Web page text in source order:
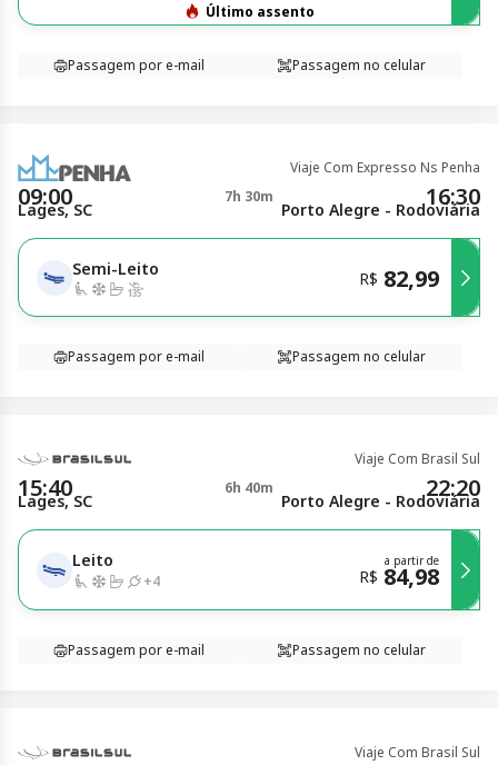
Último assento
Passagem por e-mail Passagem no celular
Viaje Com Expresso Ns Penha
09:00 7h 30m 16:30
Lages, SC Porto Alegre - Rodoviária
Semi-Leito R$ 82,99
Passagem por e-mail Passagem no celular
Viaje Com Brasil Sul
15:40 6h 40m 22:20
Lages, SC Porto Alegre - Rodoviária
Leito
+4
a partir de
R$ 84,98
Passagem por e-mail Passagem no celular
Viaje Com Brasil Sul